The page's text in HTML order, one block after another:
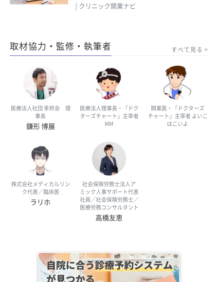
| クリニック開業ナビ
取材協力・監修・執筆者 すべて見る
医療法人社団 季邦会 理
事長
鎌形 博展
医療法人理事長・「ドク
ターズチャート」主宰者
MM
開業医・「ドクターズ
チャート」主宰者 よいこ
はこいよ
株式会社メディカルリン
ク代表／臨床医
ラリホ
社会保険労務士法人ア
ミック人事サポート代表
社員／社会保険労務士／
医療労務コンサルタント
高橋友恵